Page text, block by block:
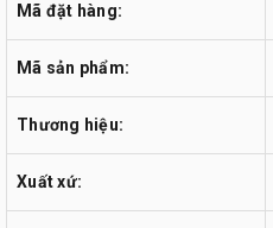
Mã đặt hàng:
Mã sản phẩm:
Thương hiệu:
Xuất xứ: